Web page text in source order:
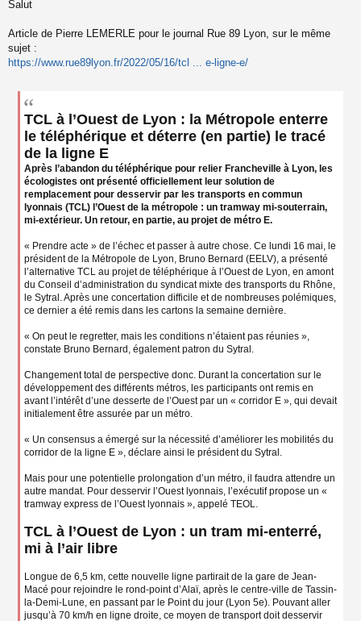
e
s
a
g
e
o
Salut
Article de Pierre LEMERLE pour le journal Rue 89 Lyon, sur le même
sujet :
https://www.rue89lyon.fr/2022/05/16/tcl ... e-ligne-e/
TCL à l’Ouest de Lyon : la Métropole enterre
le téléphérique et déterre (en partie) le tracé
de la ligne E
Après l’abandon du téléphérique pour relier Francheville à Lyon, les
écologistes ont présenté officiellement leur solution de
remplacement pour desservir par les transports en commun
lyonnais (TCL) l’Ouest de la métropole : un tramway mi-souterrain,
mi-extérieur. Un retour, en partie, au projet de métro E.
« Prendre acte » de l’échec et passer à autre chose. Ce lundi 16 mai, le
président de la Métropole de Lyon, Bruno Bernard (EELV), a présenté
l’alternative TCL au projet de téléphérique à l’Ouest de Lyon, en amont
du Conseil d’administration du syndicat mixte des transports du Rhône,
le Sytral. Après une concertation difficile et de nombreuses polémiques,
ce dernier a été remis dans les cartons la semaine dernière.
« On peut le regretter, mais les conditions n’étaient pas réunies »,
constate Bruno Bernard, également patron du Sytral.
Changement total de perspective donc. Durant la concertation sur le
développement des différents métros, les participants ont remis en
avant l’intérêt d’une desserte de l’Ouest par un « corridor E », qui devait
initialement être assurée par un métro.
« Un consensus a émergé sur la nécessité d’améliorer les mobilités du
corridor de la ligne E », déclare ainsi le président du Sytral.
Mais pour une potentielle prolongation d’un métro, il faudra attendre un
autre mandat. Pour desservir l’Ouest lyonnais, l’exécutif propose un «
tramway express de l’Ouest lyonnais », appelé TEOL.
TCL à l’Ouest de Lyon : un tram mi-enterré,
mi à l’air libre
Longue de 6,5 km, cette nouvelle ligne partirait de la gare de Jean-
Macé pour rejoindre le rond-point d’Alaï, après le centre-ville de Tassin-
la-Demi-Lune, en passant par le Point du jour (Lyon 5e). Pouvant aller
jusqu’à 70 km/h en ligne droite, ce moyen de transport doit desservir